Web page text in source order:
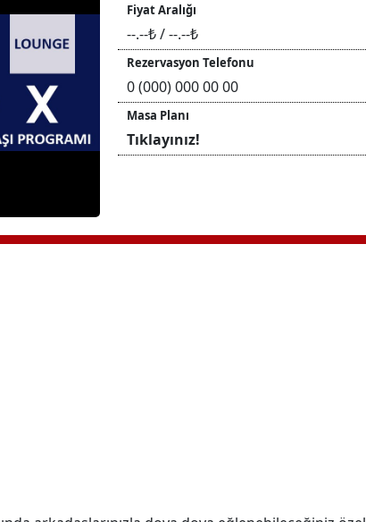
Fiyat Aralığı
--.--₺ / --.--₺
Rezervasyon Telefonu
0 (000) 000 00 00
Masa Planı
Tıklayınız!